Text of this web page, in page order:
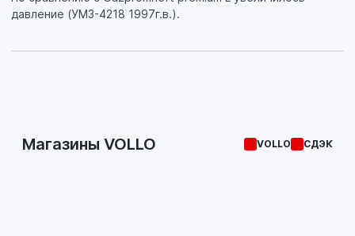
давление (УМЗ-4218 1997г.в.).
Магазины VOLLO VOLLO СДЭК